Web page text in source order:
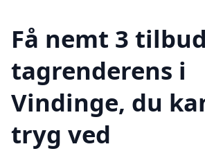
Få nemt 3
tagrenderens i
Vindinge, du
tryg ved